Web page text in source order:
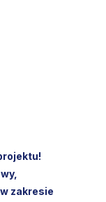
zakresie